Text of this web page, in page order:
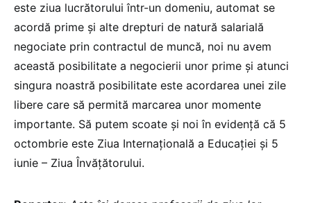
este ziua lucrătorului într-un domeniu, automat se
acordă prime și alte drepturi de natură salarială
negociate prin contractul de muncă, noi nu avem
această posibilitate a negocierii unor prime și atunci
singura noastră posibilitate este acordarea unei zile
libere care să permită marcarea unor momente
importante. Să putem scoate și noi în evidență că 5
octombrie este Ziua Internațională a Educației și 5
iunie – Ziua Învățătorului.